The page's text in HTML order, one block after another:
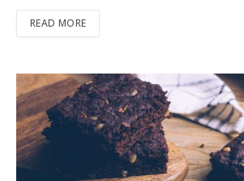
READ MORE